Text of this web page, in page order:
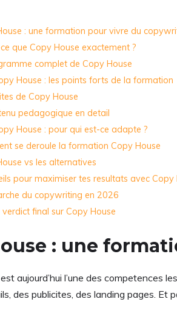
: une formation pour vivre du
ce que Copy House exactement ?
complet de Copy House
House : les points forts de la formation
de Copy House
pedagogique en detail
House : pour qui est-ce adapte ?
se deroule la formation Copy House
vs les alternatives
pour maximiser tes resultats avec Copy
du copywriting en 2026
final sur Copy House
: une
aujourd’hui l’une des competences
des publicites, des landing pages. Et